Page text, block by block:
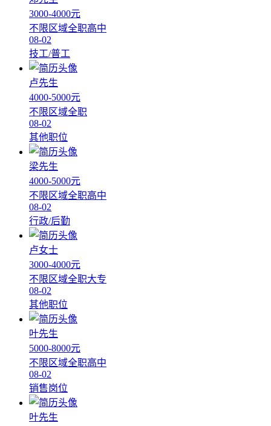
3000-4000元
不限区域全职高中
08-02
技工/普工
卢先生
4000-5000元
不限区域全职
08-02
其他职位
梁先生
4000-5000元
不限区域全职高中
08-02
行政/后勤
卢女士
3000-4000元
不限区域全职大专
08-02
其他职位
叶先生
5000-8000元
不限区域全职高中
08-02
销售岗位
叶先生